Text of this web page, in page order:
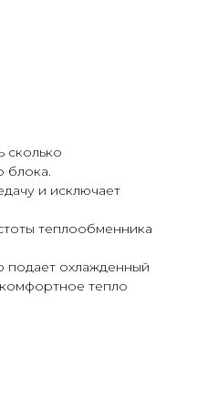
сколько
блока.
и исключает
теплообменника
подает охлажденный
тепло